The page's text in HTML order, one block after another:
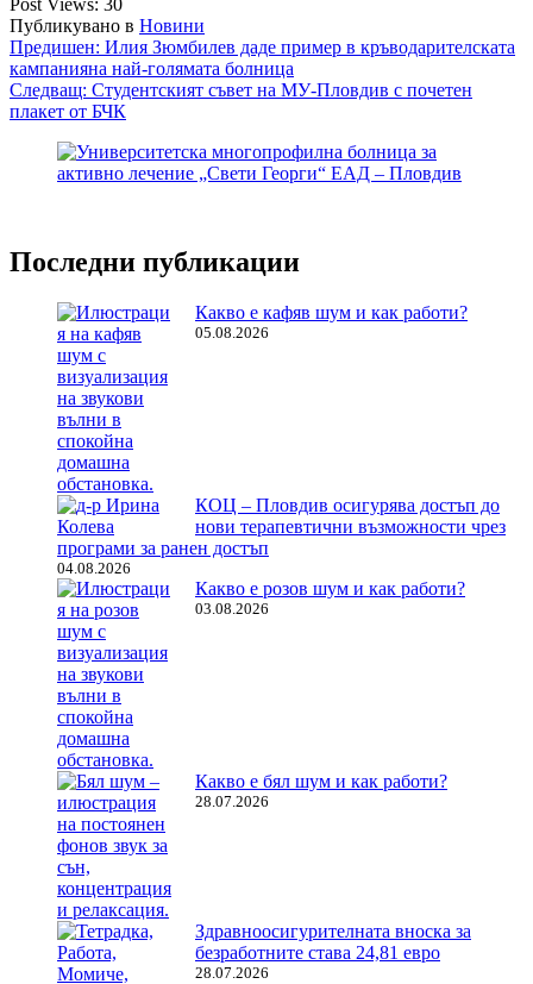
Post Views: 30
Публикувано в Новини
Навигация
Предишен: Илия Зюмбилев даде пример в кръводарителската
кампанияна най-голямата болница
Следващ: Студентският съвет на МУ-Пловдив с почетен
плакет от БЧК
Последни публикации
Какво е кафяв шум и как работи?
05.08.2026
КОЦ – Пловдив осигурява достъп до
нови терапевтични възможности чрез
програми за ранен достъп
04.08.2026
Какво е розов шум и как работи?
03.08.2026
Какво е бял шум и как работи?
28.07.2026
Здравноосигурителната вноска за
безработните става 24,81 евро
28.07.2026